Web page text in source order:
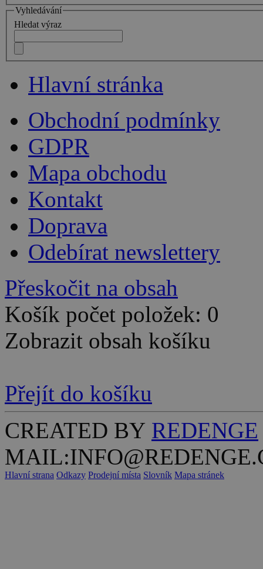
Vyhledávání
Hledat výraz
Hlavní stránka
Obchodní podmínky
GDPR
Mapa obchodu
Kontakt
Doprava
Odebírat newslettery
Přeskočit na obsah
Košík počet položek: 0
Zobrazit obsah košíku
Přejít do košíku
CREATED BY REDENGE
Hlavní strana Odkazy Prodejní místa Slovník Mapa stránek